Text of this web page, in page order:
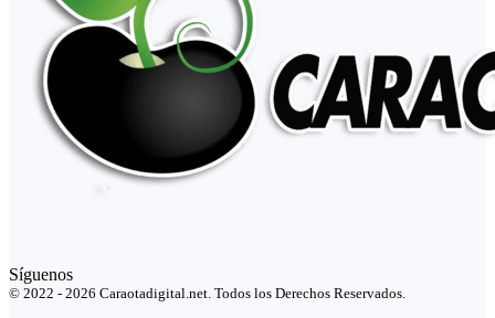
Síguenos
© 2022 - 2026 Caraotadigital.net. Todos los Derechos Reservados.